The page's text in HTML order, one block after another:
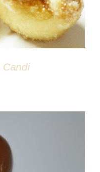
Candi